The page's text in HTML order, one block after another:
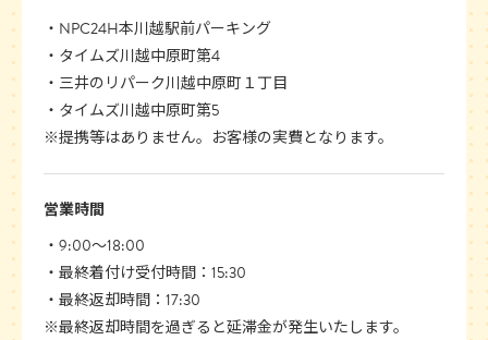
NPC24H本川越駅前パーキング
タイムズ川越中原町第4
三井のリパーク川越中原町１丁目
タイムズ川越中原町第5
※提携等はありません。お客様の実費となります。
営業時間
9:00〜18:00
最終着付け受付時間：15:30
最終返却時間：17:30
※最終返却時間を過ぎると延滞金が発生いたします。